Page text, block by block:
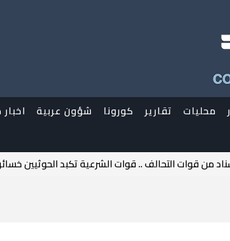
محليات تقارير كورونا شؤون عربية
من قوات التحالف .. قوات الشرعية تكبد الحوثيين